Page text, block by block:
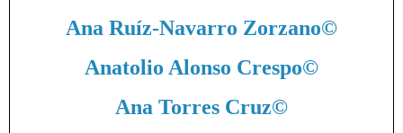
Ana Ruíz-Navarro Zorzano©
Anatolio Alonso Crespo©
Ana Torres Cruz©